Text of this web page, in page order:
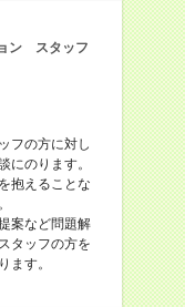
ン スタッフ
フの方に対し
にのります。
抱えることな
案など問題解
タッフの方を
ます。